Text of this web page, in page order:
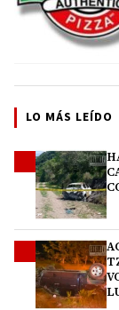
LO MÁS LEÍDO